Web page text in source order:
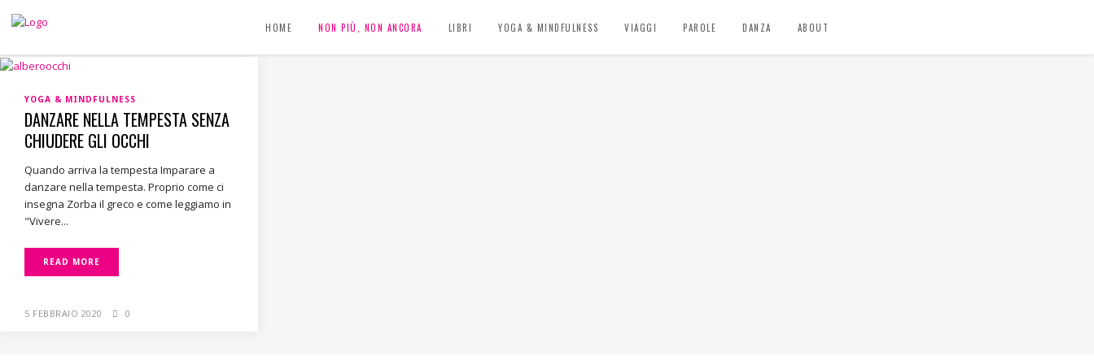
HOME NON PIÙ, NON ANCORA LIBRI YOGA & MINDFULNESS VIAGGI PAROLE DANZA ABOUT
YOGA & MINDFULNESS
DANZARE NELLA TEMPESTA SENZA
CHIUDERE GLI OCCHI
Quando arriva la tempesta Imparare a
danzare nella tempesta. Proprio come ci
insegna Zorba il greco e come leggiamo in
"Vivere...
READ MORE
5 FEBBRAIO 2020 0